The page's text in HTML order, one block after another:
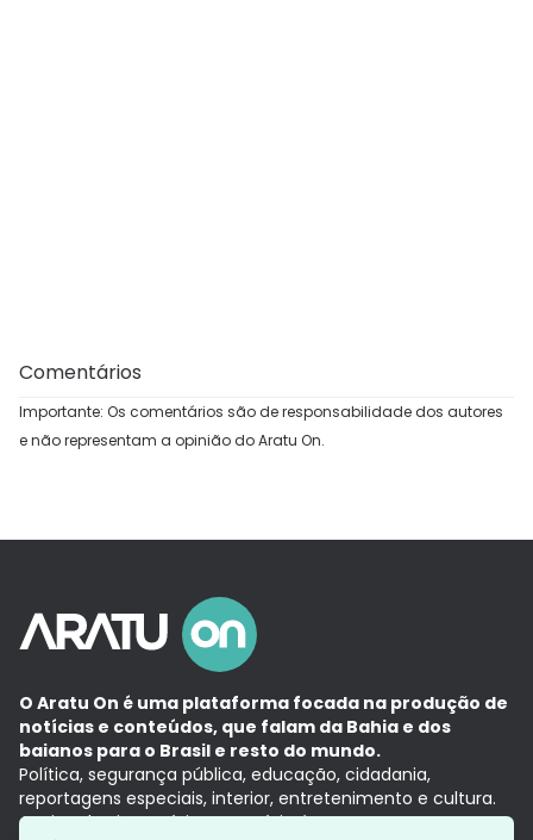
Comentários
Importante: Os comentários são de responsabilidade dos autores
e não representam a opinião do Aratu On.
O Aratu On é uma plataforma focada na produção de
notícias e conteúdos, que falam da Bahia e dos
baianos para o Brasil e resto do mundo.
Política, segurança pública, educação, cidadania,
reportagens especiais, interior, entretenimento e cultura.
Aqui, tudo vira notícia e a notícia é no tempo presente,